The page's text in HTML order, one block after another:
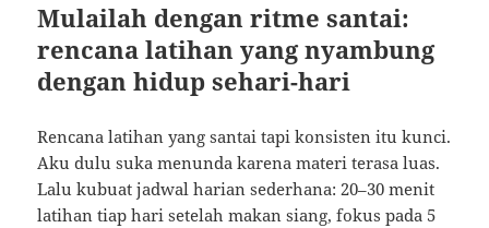
Mulailah dengan ritme santai:
rencana latihan yang nyambung
dengan hidup sehari-hari
Rencana latihan yang santai tapi konsisten itu kunci.
Aku dulu suka menunda karena materi terasa luas.
Lalu kubuat jadwal harian sederhana: 20–30 menit
latihan tiap hari setelah makan siang, fokus pada 5